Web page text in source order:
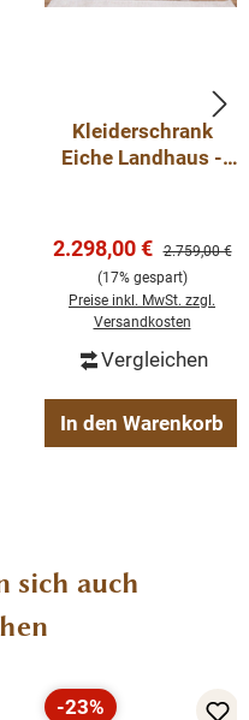
wird Sie durch
begeistern. Weitere
aus unserer
erhältlich.
| Breite: 120cm | Tiefe:
Kleiderschrank
Eiche Landhaus -
Verkaufspreis:
2.298,00 € Regulärer
2.759,00 €
(17% gespart)
Preise inkl. MwSt. zzgl.
Versandkosten
Vergleichen
In den Warenkorb
sich auch
-23%